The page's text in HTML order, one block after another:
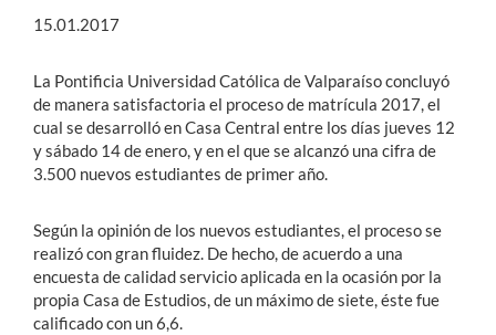
15.01.2017
La Pontificia Universidad Católica de Valparaíso concluyó
de manera satisfactoria el proceso de matrícula 2017, el
cual se desarrolló en Casa Central entre los días jueves 12
y sábado 14 de enero, y en el que se alcanzó una cifra de
3.500 nuevos estudiantes de primer año.
Según la opinión de los nuevos estudiantes, el proceso se
realizó con gran fluidez. De hecho, de acuerdo a una
encuesta de calidad servicio aplicada en la ocasión por la
propia Casa de Estudios, de un máximo de siete, éste fue
calificado con un 6,6.